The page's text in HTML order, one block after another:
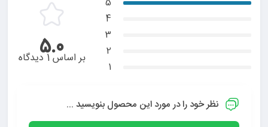
4
3
2
1
5.0
بر اساس 1 دیدگاه
نظر خود را در مورد این محصول بنویسید ...